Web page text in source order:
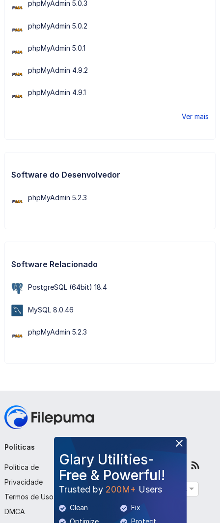
phpMyAdmin 5.0.3
phpMyAdmin 5.0.2
phpMyAdmin 5.0.1
phpMyAdmin 4.9.2
phpMyAdmin 4.9.1
Ver mais
Software do Desenvolvedor
phpMyAdmin 5.2.3
Software Relacionado
PostgreSQL (64bit) 18.4
MySQL 8.0.46
phpMyAdmin 5.2.3
Glary Utilities-
Free & Powerful!
Trusted by 200M+ Users
Clean
Fix
Optimize
Protect
Políticas
Política de
Privacidade
Termos de Uso
DMCA
Sobre Nós
Contato
Enviar Programa
Siga-nos
Português